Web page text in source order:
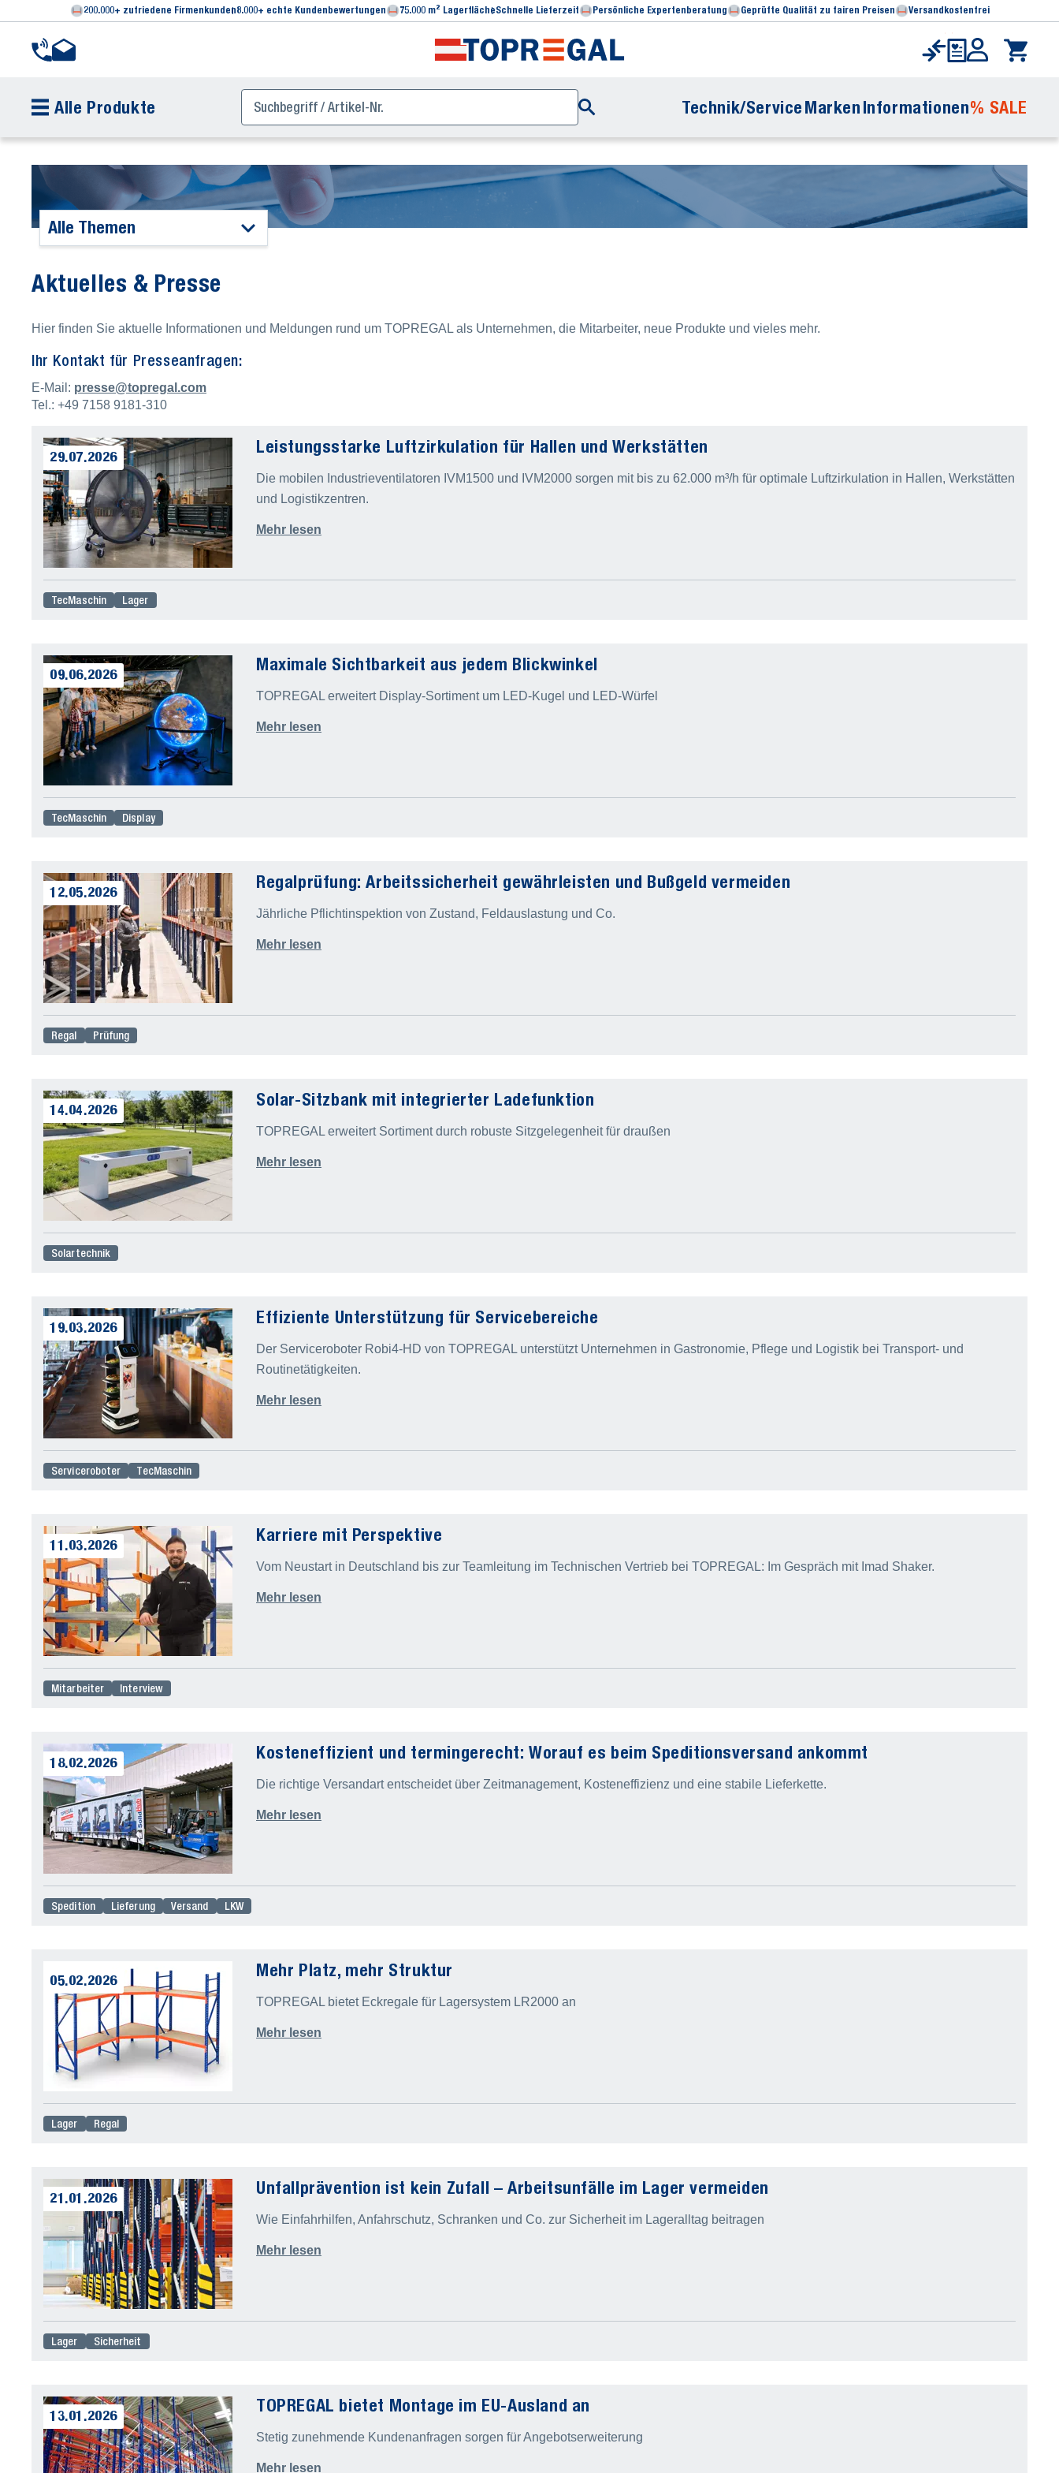
200.000+ zufriedene Firmenkunden8.000+ echte Kundenbewertungen 75.000 m² LagerflächeSchnelle Lieferzeit Persönliche Expertenberatung Geprüfte Qualität zu fairen Preisen Versandkostenfrei
Technik/ServiceMarkenInformationen% SALE
Alle Produkte
Alle Themen
Aktuelles & Presse
Hier finden Sie aktuelle Informationen und Meldungen rund um TOPREGAL als Unternehmen, die Mitarbeiter, neue Produkte und vieles mehr.
Ihr Kontakt für Presseanfragen:
E-Mail: presse@topregal.com
Tel.: +49 7158 9181-310
29.07.2026 Leistungsstarke Luftzirkulation für Hallen und Werkstätten
Die mobilen Industrieventilatoren IVM1500 und IVM2000 sorgen mit bis zu 62.000 m³/h für optimale Luftzirkulation in Hallen, Werkstätten
und Logistikzentren.
Mehr lesen
TecMaschin Lager
09.06.2026 Maximale Sichtbarkeit aus jedem Blickwinkel
TOPREGAL erweitert Display-Sortiment um LED-Kugel und LED-Würfel
Mehr lesen
TecMaschin Display
12.05.2026 Regalprüfung: Arbeitssicherheit gewährleisten und Bußgeld vermeiden
Jährliche Pflichtinspektion von Zustand, Feldauslastung und Co.
Mehr lesen
Regal Prüfung
14.04.2026 Solar-Sitzbank mit integrierter Ladefunktion
TOPREGAL erweitert Sortiment durch robuste Sitzgelegenheit für draußen
Mehr lesen
Solartechnik
19.03.2026 Effiziente Unterstützung für Servicebereiche
Der Serviceroboter Robi4-HD von TOPREGAL unterstützt Unternehmen in Gastronomie, Pflege und Logistik bei Transport- und
Routinetätigkeiten.
Mehr lesen
Serviceroboter TecMaschin
11.03.2026 Karriere mit Perspektive
Vom Neustart in Deutschland bis zur Teamleitung im Technischen Vertrieb bei TOPREGAL: Im Gespräch mit Imad Shaker.
Mehr lesen
Mitarbeiter Interview
18.02.2026 Kosteneffizient und termingerecht: Worauf es beim Speditionsversand ankommt
Die richtige Versandart entscheidet über Zeitmanagement, Kosteneffizienz und eine stabile Lieferkette.
Mehr lesen
Spedition Lieferung Versand LKW
05.02.2026 Mehr Platz, mehr Struktur
TOPREGAL bietet Eckregale für Lagersystem LR2000 an
Mehr lesen
Lager Regal
21.01.2026 Unfallprävention ist kein Zufall – Arbeitsunfälle im Lager vermeiden
Wie Einfahrhilfen, Anfahrschutz, Schranken und Co. zur Sicherheit im Lageralltag beitragen
Mehr lesen
Lager Sicherheit
13.01.2026 TOPREGAL bietet Montage im EU-Ausland an
Stetig zunehmende Kundenanfragen sorgen für Angebotserweiterung
Mehr lesen